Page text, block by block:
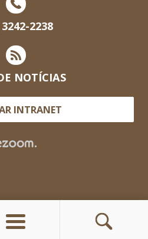
2238
NOTÍCIAS
INTRANET